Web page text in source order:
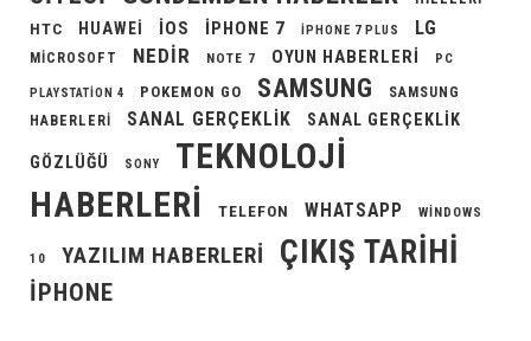
HTC
HUAWEI IOS IPHONE 7 IPHONE 7 PLUS LG
MICROSOFT NEDIR NOTE 7 OYUN HABERLERI PC
PLAYSTATION 4 POKEMON GO SAMSUNG
SAMSUNG
HABERLERI
SANAL GERÇEKLIK SANAL GERÇEKLIK
GÖZLÜĞÜ SONY
TEKNOLOJI
HABERLERI
TELEFON WHATSAPP WINDOWS
10 YAZILIM HABERLERI ÇIKIŞ TARIHI
İPHONE